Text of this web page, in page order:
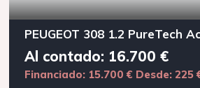
PEUGEOT 308 1.2 PureTech
Al contado: 16.700 €
Financiado: 15.700 € Desde: 225